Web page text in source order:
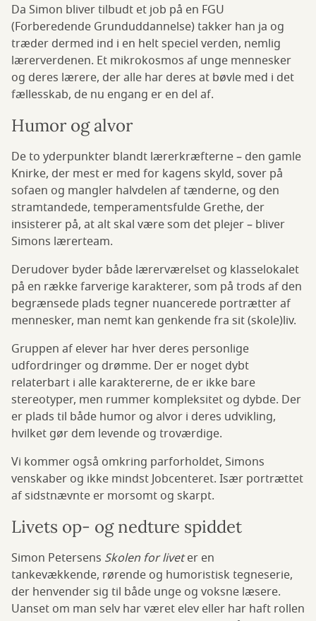
Da Simon bliver tilbudt et job på en FGU
(Forberedende Grunduddannelse) takker han ja og
træder dermed ind i en helt speciel verden, nemlig
lærerverdenen. Et mikrokosmos af unge mennesker
og deres lærere, der alle har deres at bøvle med i det
fællesskab, de nu engang er en del af.
Humor og alvor
De to yderpunkter blandt lærerkræfterne – den gamle
Knirke, der mest er med for kagens skyld, sover på
sofaen og mangler halvdelen af tænderne, og den
stramtandede, temperamentsfulde Grethe, der
insisterer på, at alt skal være som det plejer – bliver
Simons lærerteam.
Derudover byder både lærerværelset og klasselokalet
på en række farverige karakterer, som på trods af den
begrænsede plads tegner nuancerede portrætter af
mennesker, man nemt kan genkende fra sit (skole)liv.
Gruppen af elever har hver deres personlige
udfordringer og drømme. Der er noget dybt
relaterbart i alle karaktererne, de er ikke bare
stereotyper, men rummer kompleksitet og dybde. Der
er plads til både humor og alvor i deres udvikling,
hvilket gør dem levende og troværdige.
Vi kommer også omkring parforholdet, Simons
venskaber og ikke mindst Jobcenteret. Især portrættet
af sidstnævnte er morsomt og skarpt.
Livets op- og nedture spiddet
Simon Petersens Skolen for liveter en
tankevækkende, rørende og humoristisk tegneserie,
der henvender sig til både unge og voksne læsere.
Uanset om man selv har været elev eller har haft rollen